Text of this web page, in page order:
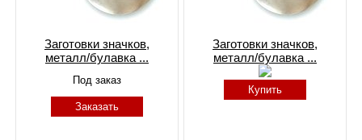
Заготовки значков,
металл/булавка ...
Под заказ
Заказать
Заготовки значков,
металл/булавка ...
Купить